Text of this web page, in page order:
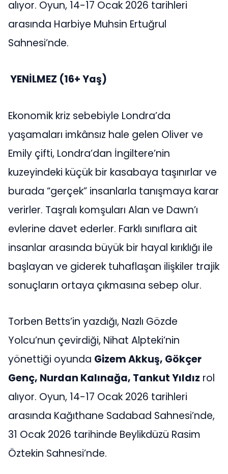
alıyor. Oyun, 14-17 Ocak 2026 tarihleri
arasında Harbiye Muhsin Ertuğrul
Sahnesi’nde.
YENİLMEZ (16+ Yaş)
Ekonomik kriz sebebiyle Londra’da
yaşamaları imkânsız hale gelen Oliver ve
Emily çifti, Londra’dan İngiltere’nin
kuzeyindeki küçük bir kasabaya taşınırlar ve
burada “gerçek” insanlarla tanışmaya karar
verirler. Taşralı komşuları Alan ve Dawn’ı
evlerine davet ederler. Farklı sınıflara ait
insanlar arasında büyük bir hayal kırıklığı ile
başlayan ve giderek tuhaflaşan ilişkiler trajik
sonuçların ortaya çıkmasına sebep olur.
Torben Betts’in yazdığı, Nazlı Gözde
Yolcu’nun çevirdiği, Nihat Alpteki’nin
yönettiği oyunda Gizem Akkuş, Gökçer
Genç, Nurdan Kalınağa, Tankut Yıldız rol
alıyor. Oyun, 14-17 Ocak 2026 tarihleri
arasında Kağıthane Sadabad Sahnesi’nde,
31 Ocak 2026 tarihinde Beylikdüzü Rasim
Öztekin Sahnesi’nde.